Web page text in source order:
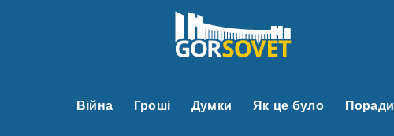
Війна Гроші Думки Як це було Поради